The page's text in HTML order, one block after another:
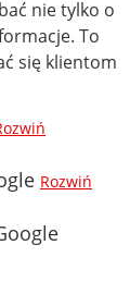
nie tylko o
To
się klientom
Rozwiń